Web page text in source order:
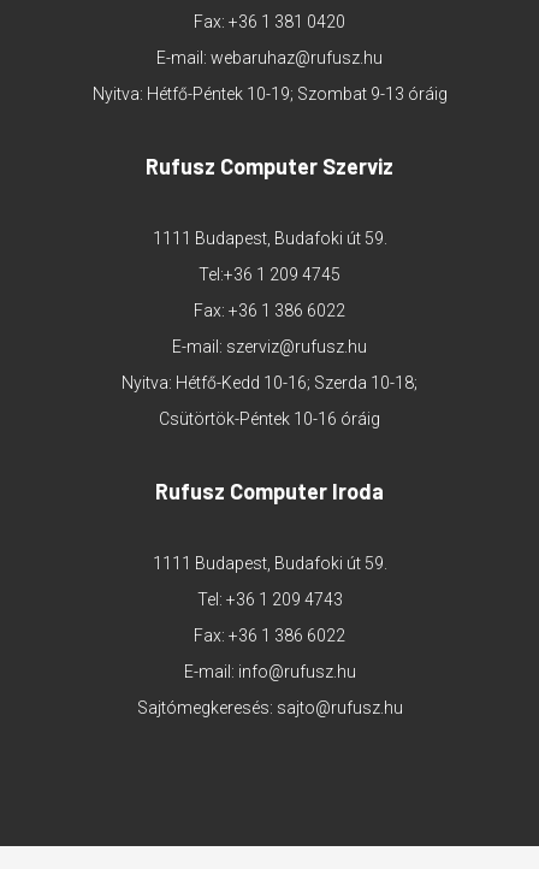
Fax: +36 1 381 0420
E-mail: webaruhaz@rufusz.hu
Nyitva: Hétfő-Péntek 10-19; Szombat 9-13 óráig
Rufusz Computer Szerviz
1111 Budapest, Budafoki út 59.
Tel:+36 1 209 4745
Fax: +36 1 386 6022
E-mail: szerviz@rufusz.hu
Nyitva: Hétfő-Kedd 10-16; Szerda 10-18;
Csütörtök-Péntek 10-16 óráig
Rufusz Computer Iroda
1111 Budapest, Budafoki út 59.
Tel: +36 1 209 4743
Fax: +36 1 386 6022
E-mail: info@rufusz.hu
Sajtómegkeresés: sajto@rufusz.hu